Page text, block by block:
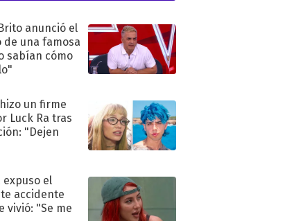
anunció el
de una famosa
sabían cómo
un firme
Luck Ra tras
"Dejen
expuso el
accidente
vivió: "Se me